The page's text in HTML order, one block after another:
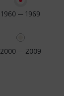
1960 — 1969
2000 — 2009